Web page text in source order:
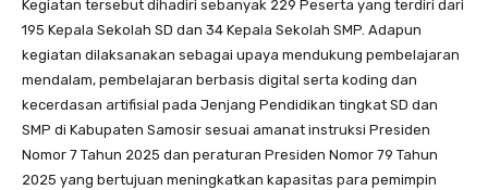
Kegiatan tersebut dihadiri sebanyak 229 Peserta yang terdiri dari
195 Kepala Sekolah SD dan 34 Kepala Sekolah SMP. Adapun
kegiatan dilaksanakan sebagai upaya mendukung pembelajaran
mendalam, pembelajaran berbasis digital serta koding dan
kecerdasan artifisial pada Jenjang Pendidikan tingkat SD dan
SMP di Kabupaten Samosir sesuai amanat instruksi Presiden
Nomor 7 Tahun 2025 dan peraturan Presiden Nomor 79 Tahun
2025 yang bertujuan meningkatkan kapasitas para pemimpin